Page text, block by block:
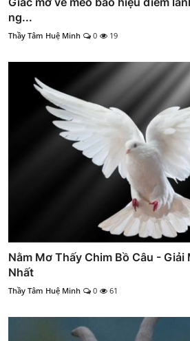
ng...
Thầy Tâm Huệ Minh 0 19
Nằm Mơ Thấy Chim Bồ Câu -
Nhất
Thầy Tâm Huệ Minh 0 61